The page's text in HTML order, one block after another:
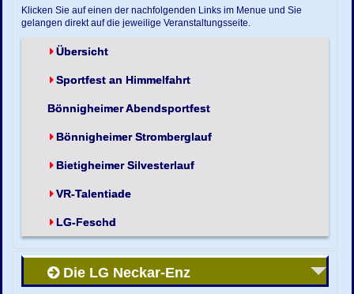
Klicken Sie auf einen der nachfolgenden Links im Menue und Sie
gelangen direkt auf die jeweilige Veranstaltungsseite.
Übersicht
Sportfest an Himmelfahrt
Bönnigheimer Abendsportfest
Bönnigheimer Stromberglauf
Bietigheimer Silvesterlauf
VR-Talentiade
LG-Feschd
Die LG Neckar-Enz